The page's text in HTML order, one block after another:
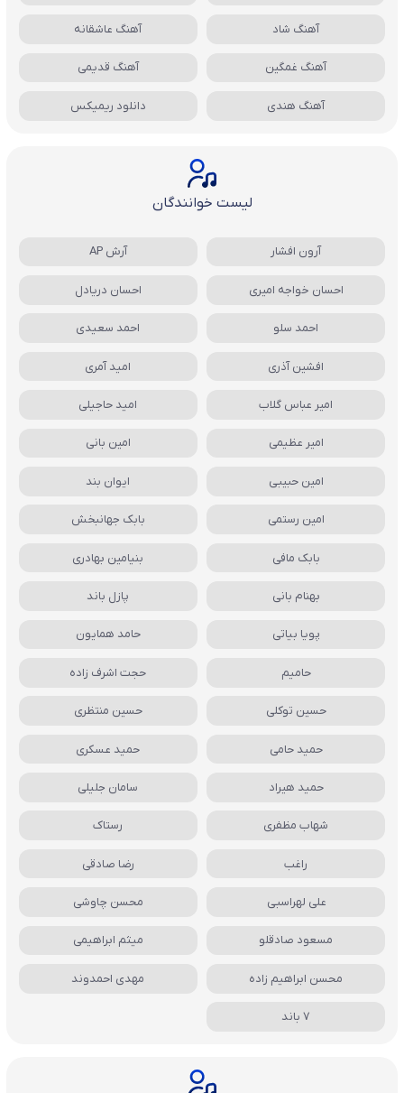
آهنگ شاد آهنگ عاشقانه
آهنگ غمگین آهنگ قدیمی
آهنگ هندی دانلود ریمیکس
لیست خوانندگان
آرون افشار آرش AP
احسان خواجه امیری احسان دریادل
احمد سلو احمد سعیدی
افشین آذری امید آمری
امیر عباس گلاب امید حاجیلی
امیر عظیمی امین بانی
امین حبیبی ایوان بند
امین رستمی بابک جهانبخش
بابک مافی بنیامین بهادری
بهنام بانی پازل باند
پویا بیاتی حامد همایون
حامیم حجت اشرف زاده
حسین توکلی حسین منتظری
حمید حامی حمید عسکری
حمید هیراد سامان جلیلی
شهاب مظفری رستاک
راغب رضا صادقی
علی لهراسبی محسن چاوشی
مسعود صادقلو میثم ابراهیمی
محسن ابراهیم زاده مهدی احمدوند
7 باند